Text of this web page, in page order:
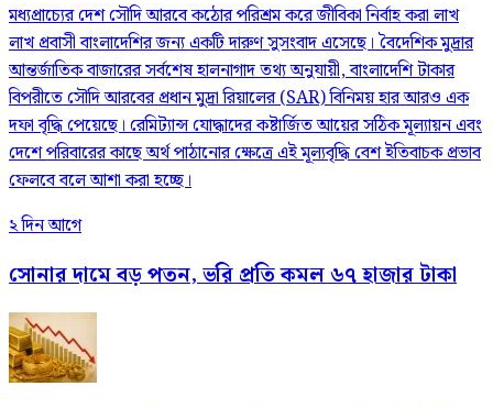
মধ্যপ্রাচ্যের দেশ সৌদি আরবে কঠোর পরিশ্রম করে জীবিকা নির্বাহ করা লাখ
লাখ প্রবাসী বাংলাদেশির জন্য একটি দারুণ সুসংবাদ এসেছে। বৈদেশিক মুদ্রার
আন্তর্জাতিক বাজারের সর্বশেষ হালনাগাদ তথ্য অনুযায়ী, বাংলাদেশি টাকার
বিপরীতে সৌদি আরবের প্রধান মুদ্রা রিয়ালের (SAR) বিনিময় হার আরও এক
দফা বৃদ্ধি পেয়েছে। রেমিট্যান্স যোদ্ধাদের কষ্টার্জিত আয়ের সঠিক মূল্যায়ন এবং
দেশে পরিবারের কাছে অর্থ পাঠানোর ক্ষেত্রে এই মূল্যবৃদ্ধি বেশ ইতিবাচক প্রভাব
ফেলবে বলে আশা করা হচ্ছে।
২ দিন আগে
সোনার দামে বড় পতন, ভরি প্রতি কমল ৬৭ হাজার টাকা